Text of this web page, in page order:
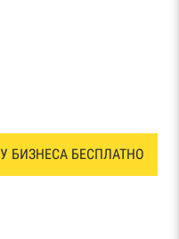
БИЗНЕСА БЕСПЛАТНО